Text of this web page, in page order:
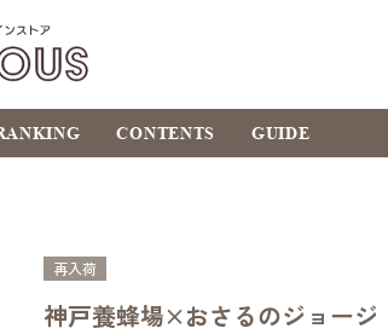
公式オ
CONTENTS GUIDE
再入荷
神戸養蜂場×おさるのジョー